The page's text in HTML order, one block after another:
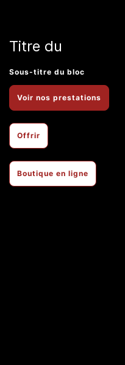
Titre du
Sous-titre du bloc
Voir nos prestations
Offrir
Boutique en ligne